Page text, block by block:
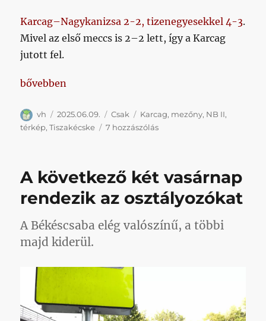
Karcag–Nagykanizsa 2-2, tizenegyesekkel 4-3.
Mivel az első meccs is 2–2 lett, így a Karcag
jutott fel.
„Kialakult az NB II(-be első körben nevezési
bővebben
Szerző
vh Közzétéve
2025.06.09. Kategória
Csak Címke
Karcag, mezőny, NB II,
térkép,Tiszakécske 7 hozzászólásKialakult
be
körben
joggal
A következő két vasárnap
rendezik az osztályozókat
A Békéscsaba elég valószínű, a többi
majd kiderül.